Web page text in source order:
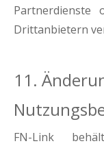
Partnerdienste
Drittanbietern
11.
FN-Link